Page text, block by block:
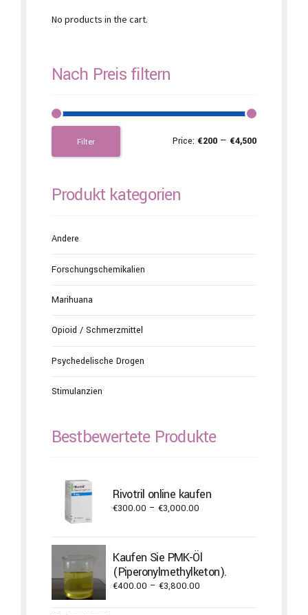
No products in the cart.
Nach Preis filtern
Filter Price: €200 — €4,500
Produkt kategorien
Andere
Forschungschemikalien
Marihuana
Opioid / Schmerzmittel
Psychedelische Drogen
Stimulanzien
Bestbewertete Produkte
Rivotril online kaufen
€300.00 – €3,000.00
through
€3,000.00
Kaufen Sie PMK-Öl
(Piperonylmethylketon).
€400.00 – €3,800.00